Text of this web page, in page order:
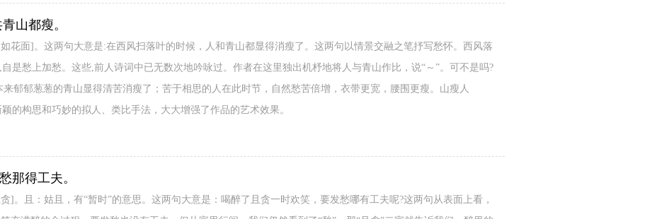
山都瘦。
花面]。这两句大意是:在西风扫落叶的时候，人和青山都显得消瘦了。这两句以情景交融之笔抒写愁怀。西风落
是愁上加愁。这些,前人诗词中已无数次地吟咏过。作者在这里独出机杼地将人与青山作比，说“～”。可不是吗?
郁郁葱葱的青山显得清苦消瘦了；苦于相思的人在此时节，自然愁苦倍增，衣带更宽，腰围更瘦。山瘦人
的构思和巧妙的拟人、类比手法，大大增强了作品的艺术效果。
那得工夫。
]。且：姑且，有“暂时”的意思。这两句大意是：喝醉了且贪一时欢笑，要发愁哪有工夫呢?这两句从表面上看，